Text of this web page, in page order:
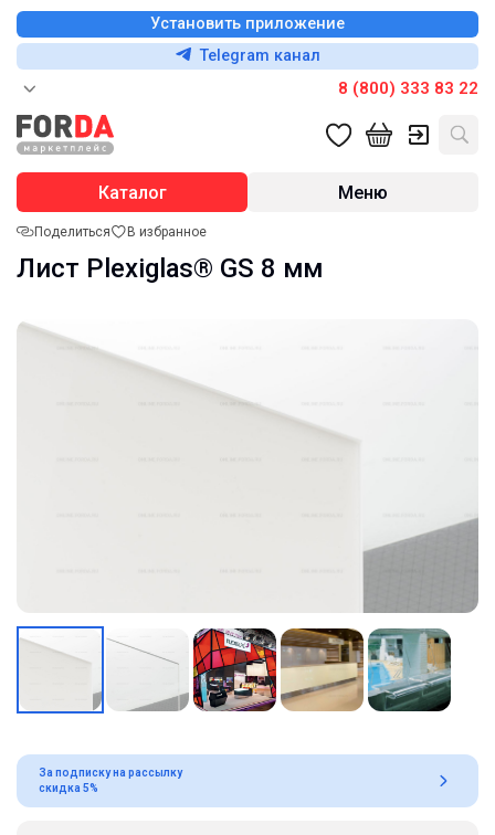
Установить приложение
Telegram канал
8 (800) 333 83 22
Каталог Меню
Поделиться В избранное
Лист Plexiglas® GS 8 мм
За подписку на рассылку
скидка 5%